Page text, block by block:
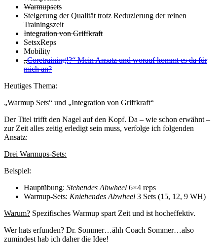
Warmupsets
Steigerung der Qualität trotz Reduzierung der reinen
Trainingszeit
Integration von Griffkraft
SetsxReps
Mobility
„Coretraining!?“ Mein Ansatz und worauf kommt es da für
mich an?
Heutiges Thema:
„Warmup Sets“ und „Integration von Griffkraft“
Der Titel trifft den Nagel auf den Kopf. Da – wie schon erwähnt –
zur Zeit alles zeitig erledigt sein muss, verfolge ich folgenden
Ansatz:
Drei Warmups-Sets:
Beispiel:
Hauptübung: Stehendes Abwheel 6×4 reps
Warmup-Sets: Kniehendes Abwheel 3 Sets (15, 12, 9 WH)
Warum? Spezifisches Warmup spart Zeit und ist hocheffektiv.
Wer hats erfunden? Dr. Sommer…ähh Coach Sommer…also
zumindest hab ich daher die Idee!